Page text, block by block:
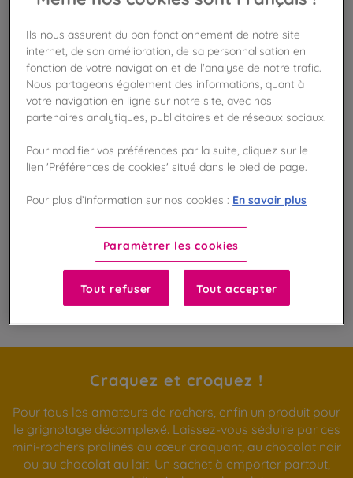
Disponible en boutique !
Vérifier la disponibilité en magasin
Frais de port offert
dès 50€ d'achat
Gagnez 12 points de fidélité !
avec notre programme Privilège
100
Craquez et croquez !
Pour tous les amateurs de rochers, enfin un produit pour
le grignotage décomplexé. Laissez-vous séduire par ces
mini-rochers pralinés au cœur craquant, au chocolat noir
ou au chocolat au lait. Un sachet à emporter partout,
Ils nous assurent du bon fonctionnement de notre site
internet, de son amélioration, de sa personnalisation en
fonction de votre navigation et de l'analyse de notre trafic.
Nous partageons également des informations, quant à
votre navigation en ligne sur notre site, avec nos
partenaires analytiques, publicitaires et de réseaux sociaux.
Pour modifier vos préférences par la suite, cliquez sur le
lien 'Préférences de cookies' situé dans le pied de page.
Pour plus d’information sur nos cookies : En savoir plus
Paramètrer les cookies
Tout refuser Tout accepter